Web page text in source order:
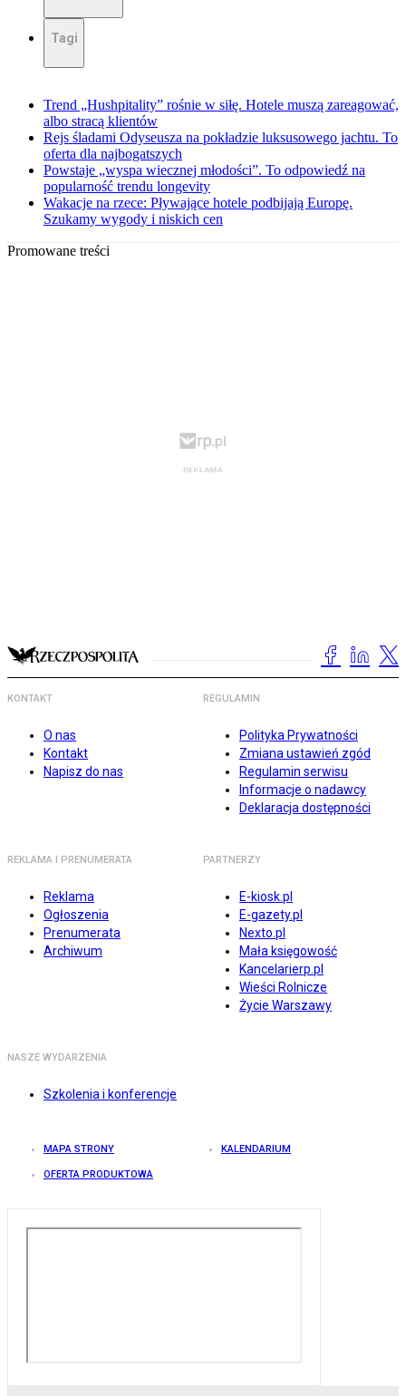
Tagi
Trend „Hushpitality” rośnie w siłę. Hotele muszą zareagować,
albo stracą klientów
Rejs śladami Odyseusza na pokładzie luksusowego jachtu. To
oferta dla najbogatszych
Powstaje „wyspa wiecznej młodości”. To odpowiedź na
popularność trendu longevity
Wakacje na rzece: Pływające hotele podbijają Europę.
Szukamy wygody i niskich cen
Promowane treści
KONTAKT
O nas
Kontakt
Napisz do nas
REGULAMIN
Polityka Prywatności
Zmiana ustawień zgód
Regulamin serwisu
Informacje o nadawcy
Deklaracja dostępności
REKLAMA I PRENUMERATA
Reklama
Ogłoszenia
Prenumerata
Archiwum
PARTNERZY
E-kiosk.pl
E-gazety.pl
Nexto.pl
Mała księgowość
Kancelarierp.pl
Wieści Rolnicze
Życie Warszawy
NASZE WYDARZENIA
Szkolenia i konferencje
MAPA STRONY KALENDARIUM
OFERTA PRODUKTOWA